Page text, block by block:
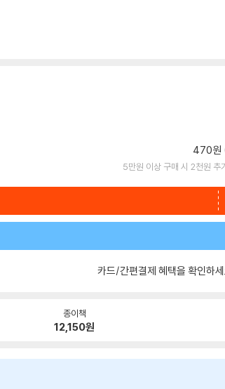
470원
5만원 이상 구매 시 2천원 추
카드/간편결제 혜택을 확인하
종이책
12,150원